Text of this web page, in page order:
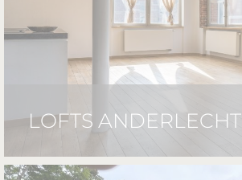
LOFTS ANDERLECHT